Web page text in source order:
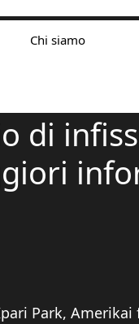
Chi siamo
di
Park, Amerikai